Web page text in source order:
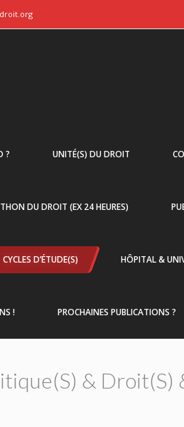
? UNITÉ(S) DU DROIT
DU DROIT (EX 24 HEURES)
CYCLES D’ÉTUDE(S) HÔPITAL &
! PROCHAINES PUBLICATIONS ?
& Droit(s)